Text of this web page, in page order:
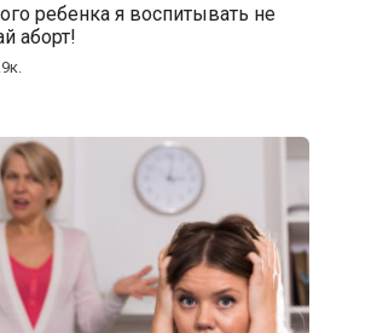
ребенка я воспитывать не
аборт!